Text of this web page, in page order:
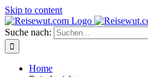
Skip to content
Suche nach:
Home